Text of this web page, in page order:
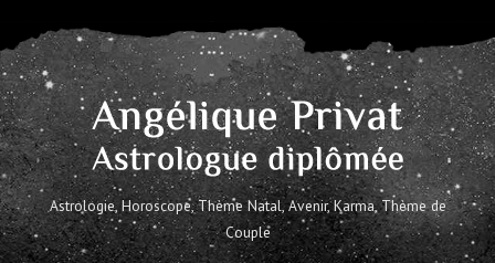
Astrologie, Horoscope, Thème Natal, Avenir, Karma, Thème de
Couple